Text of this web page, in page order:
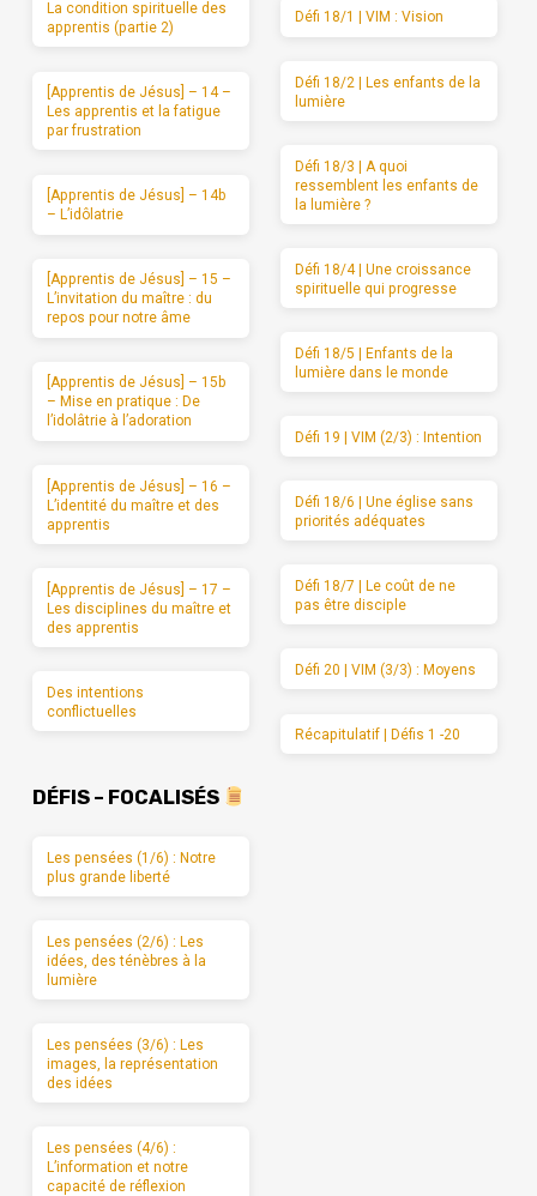
La condition spirituelle des
apprentis (partie 2)
[Apprentis de Jésus] – 14 –
Les apprentis et la fatigue
par frustration
[Apprentis de Jésus] – 14b
– L’idôlatrie
[Apprentis de Jésus] – 15 –
L’invitation du maître : du
repos pour notre âme
[Apprentis de Jésus] – 15b
– Mise en pratique : De
l’idolâtrie à l’adoration
[Apprentis de Jésus] – 16 –
L’identité du maître et des
apprentis
[Apprentis de Jésus] – 17 –
Les disciplines du maître et
des apprentis
Des intentions
conflictuelles
Défi 18/1 | VIM : Vision
Défi 18/2 | Les enfants de la
lumière
Défi 18/3 | A quoi
ressemblent les enfants de
la lumière ?
Défi 18/4 | Une croissance
spirituelle qui progresse
Défi 18/5 | Enfants de la
lumière dans le monde
Défi 19 | VIM (2/3) : Intention
Défi 18/6 | Une église sans
priorités adéquates
Défi 18/7 | Le coût de ne
pas être disciple
Défi 20 | VIM (3/3) : Moyens
Récapitulatif | Défis 1 -20
DÉFIS – FOCALISÉS
Les pensées (1/6) : Notre
plus grande liberté
Les pensées (2/6) : Les
idées, des ténèbres à la
lumière
Les pensées (3/6) : Les
images, la représentation
des idées
Les pensées (4/6) :
L’information et notre
capacité de réflexion